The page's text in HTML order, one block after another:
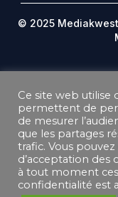
© 2025
CONDITIONS
Ce site web utilise
permettent de
de mesurer
que les partages
trafic. Vous
d’acceptation des
à tout moment
confidentialité est